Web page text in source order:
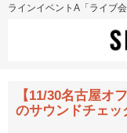
ラインイベントA「ライブ
【11/30名古屋オ
のサウンドチェッ